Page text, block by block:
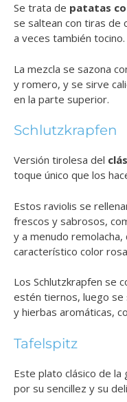
Se trata de patatas
se saltean con tiras de
a veces también tocino.
La mezcla se sazona
y romero, y se sirve
en la parte superior.
Schlutzkrapfen
Versión tirolesa del
toque único que los
Estos raviolis se
frescos y sabrosos,
y a menudo remolacha,
característico color
Los Schlutzkrapfen se
estén tiernos, luego se
y hierbas aromáticas,
Tafelspitz
Este plato clásico de
por su sencillez y su